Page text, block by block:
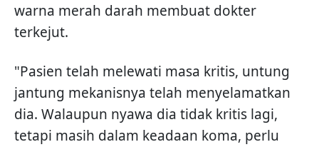
warna merah darah membuat dokter
terkejut.
"Pasien telah melewati masa kritis, untung
jantung mekanisnya telah menyelamatkan
dia. Walaupun nyawa dia tidak kritis lagi,
tetapi masih dalam keadaan koma, perlu